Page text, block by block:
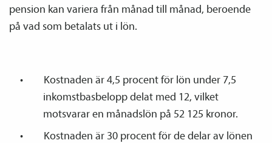
pension kan variera från månad till månad, beroende
på vad som betalats ut i lön.
Kostnaden är 4,5 procent för lön under 7,5
inkomstbasbelopp delat med 12, vilket
motsvarar en månadslön på 52 125 kronor.
Kostnaden är 30 procent för de delar av lönen